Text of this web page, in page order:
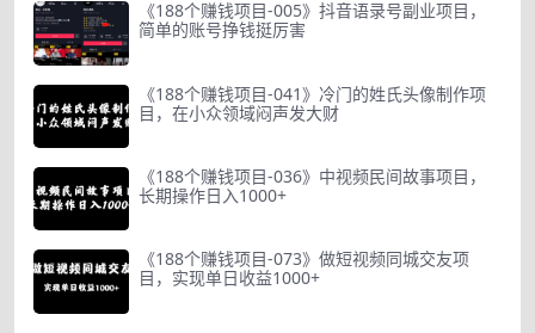
《188个赚钱项目-005》抖音语录号副业项目，
简单的账号挣钱挺厉害
《188个赚钱项目-041》冷门的姓氏头像制作项
目，在小众领域闷声发大财
《188个赚钱项目-036》中视频民间故事项目，
长期操作日入1000+
《188个赚钱项目-073》做短视频同城交友项
目，实现单日收益1000+